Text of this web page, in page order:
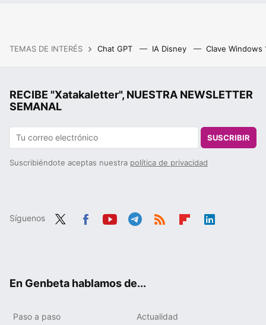
TEMAS DE INTERÉS Chat GPT IA Disney Clave Windows
RECIBE "Xatakaletter", NUESTRA NEWSLETTER
SEMANAL
SUSCRIBIR
Suscribiéndote aceptas nuestra política de privacidad
Síguenos
En Genbeta hablamos de...
Paso a paso Actualidad